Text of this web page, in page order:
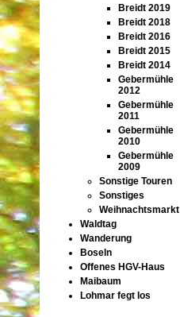
Breidt 2019
Breidt 2018
Breidt 2016
Breidt 2015
Breidt 2014
Gebermühle
2012
Gebermühle
2011
Gebermühle
2010
Gebermühle
2009
Sonstige Touren
Sonstiges
Weihnachtsmarkt
Waldtag
Wanderung
Boseln
Offenes HGV-Haus
Maibaum
Lohmar fegt los